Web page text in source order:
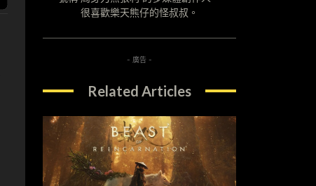
很喜歡樂天熊仔的怪叔叔。
- 廣告 -
Related Articles